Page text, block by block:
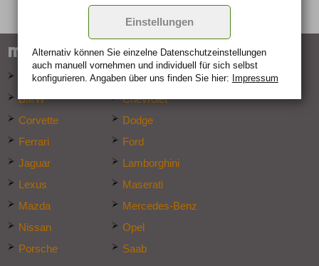
marken-specials
Alfa Romeo
Audi
BMW
Chevrolet
Corvette
Dodge
Ferrari
Ford
Jaguar
Lamborghini
Lexus
Maserati
Mazda
Mercedes-Benz
Nissan
Opel
Porsche
Saab
Einstellungen
Alternativ können Sie einzelne Datenschutz­ein­stellungen
auch manuell vor­nehmen und indivi­duell für sich selbst
konfigurieren. Angaben über uns finden Sie hier: Impressum